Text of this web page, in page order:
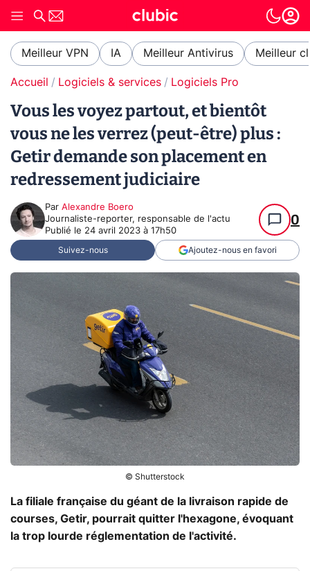
Meilleur VPN IA Meilleur Antivirus Meilleur
Accueil Logiciels & services Logiciels Pro
Vous les voyez partout, et bientôt
vous ne les verrez (peut-être) plus :
Getir demande son placement en
redressement judiciaire
Par Alexandre Boero
Journaliste-reporter, responsable de l'actu
Publié le 24 avril 2023 à 17h50
0
Suivez-nous Ajoutez-nous en favori
© Shutterstock
La filiale française du géant de la livraison rapide de
courses, Getir, pourrait quitter l'hexagone, évoquant
la trop lourde réglementation de l'activité.